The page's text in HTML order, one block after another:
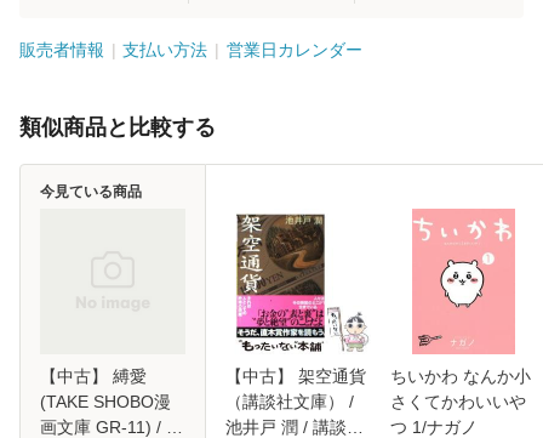
販売者情報 支払い方法 営業日カレンダー
類似商品と比較する
【中古】 縛愛
(TAKE SHOBO漫
画文庫 GR-11) / 藤
今見ている商品
【中古】 架空通貨
（講談社文庫） /
池井戸 潤 / 講談社
ちいかわ なんか小
さくてかわいいや
つ 1/ナガノ